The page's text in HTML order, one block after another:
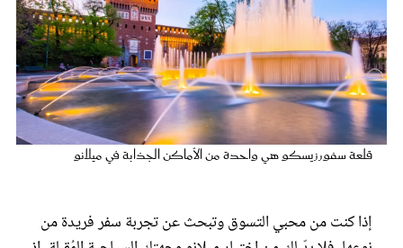
قلعة سفورزيسكو هي واحدة من الأماكن الجذابة في ميلانو
إذا كنت من محبي التسوق وتبحث عن تجربة سفر فريدة من
مقالات الرأي
ستايل
تقارير
عروس سيدتي